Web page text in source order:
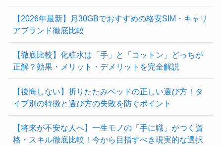
【2026年最新】月30GBでおすすめの格安SIM・キャリ
アブランド徹底比較
【徹底比較】化粧水は「手」と「コットン」どっちが
正解？効果・メリット・デメリットを完全解説
【後悔しない】折りたたみベッドの正しい選び方！タ
イプ別の特徴と選び方の失敗を防ぐポイント
【将来が不安な人へ】一生モノの「手に職」がつく資
格・スキル徹底比較！今から目指すべき現実的な選択